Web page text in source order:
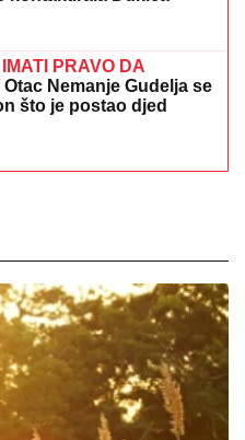
PRAVO DA
Otac Nemanje Gudelja se
što je postao djed